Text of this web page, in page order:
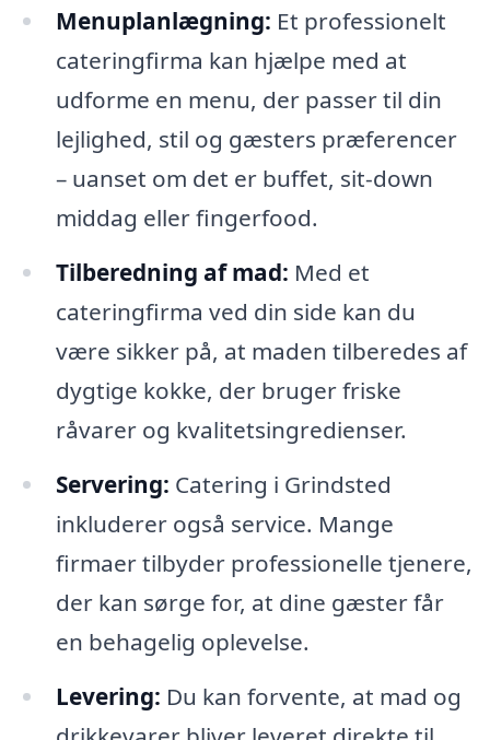
Menuplanlægning: Et professionelt
cateringfirma kan hjælpe med at
udforme en menu, der passer til din
lejlighed, stil og gæsters præferencer
– uanset om det er buffet, sit-down
middag eller fingerfood.
Tilberedning af mad: Med et
cateringfirma ved din side kan du
være sikker på, at maden tilberedes af
dygtige kokke, der bruger friske
råvarer og kvalitetsingredienser.
Servering: Catering i Grindsted
inkluderer også service. Mange
firmaer tilbyder professionelle tjenere,
der kan sørge for, at dine gæster får
en behagelig oplevelse.
Levering: Du kan forvente, at mad og